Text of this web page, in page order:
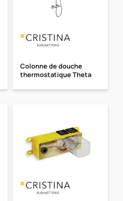
Colonne de douche
thermostatique Theta